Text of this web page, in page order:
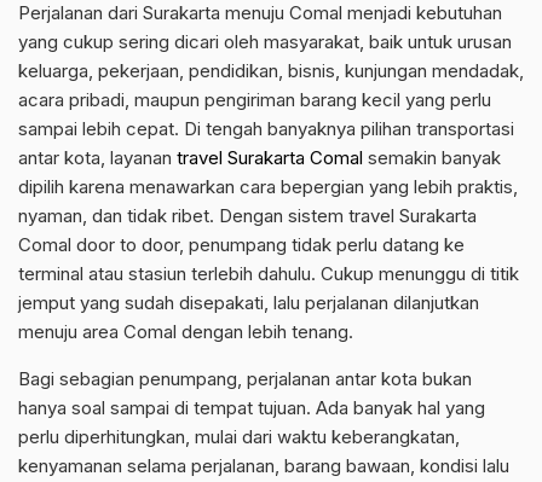
Perjalanan dari Surakarta menuju Comal menjadi kebutuhan
yang cukup sering dicari oleh masyarakat, baik untuk urusan
keluarga, pekerjaan, pendidikan, bisnis, kunjungan mendadak,
acara pribadi, maupun pengiriman barang kecil yang perlu
sampai lebih cepat. Di tengah banyaknya pilihan transportasi
antar kota, layanan travel Surakarta Comal semakin banyak
dipilih karena menawarkan cara bepergian yang lebih praktis,
nyaman, dan tidak ribet. Dengan sistem travel Surakarta
Comal door to door, penumpang tidak perlu datang ke
terminal atau stasiun terlebih dahulu. Cukup menunggu di titik
jemput yang sudah disepakati, lalu perjalanan dilanjutkan
menuju area Comal dengan lebih tenang.
Bagi sebagian penumpang, perjalanan antar kota bukan
hanya soal sampai di tempat tujuan. Ada banyak hal yang
perlu diperhitungkan, mulai dari waktu keberangkatan,
kenyamanan selama perjalanan, barang bawaan, kondisi lalu